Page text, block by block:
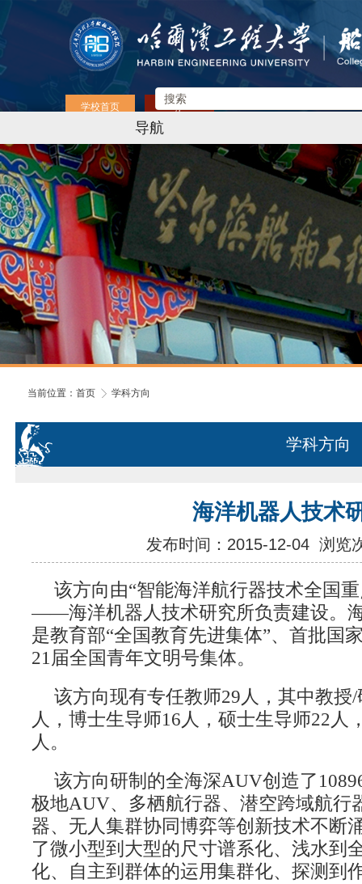
学校首页 English
导航
当前位置： 首页 学科方向
学科方向
海洋机器人技术
发布时间：2015-12-04 浏览
该方向由“智能海洋航行器技术全国
——海洋机器人技术研究所负责建设。
是教育部“全国教育先进集体”、首批国
21届全国青年文明号集体。
该方向现有专任教师29人，其中教授
人，博士生导师16人，硕士生导师22人
人。
该方向研制的全海深AUV创造了
极地AUV、多栖航行器、潜空跨域航行
器、无人集群协同博弈等创新技术不断
了微小型到大型的尺寸谱系化、浅水到
化、自主到群体的运用集群化、探测到